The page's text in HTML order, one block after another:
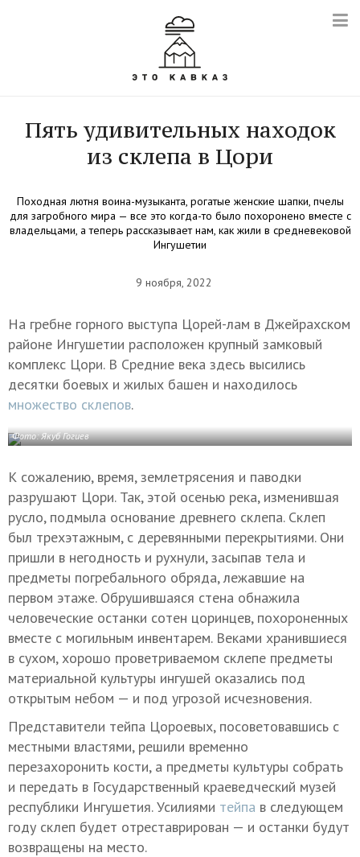
Пять удивительных находок
из склепа в Цори
Походная лютня воина-музыканта, рогатые женские шапки, пчелы
для загробного мира — все это когда-то было похоронено вместе с
владельцами, а теперь рассказывает нам, как жили в средневековой
Ингушетии
9 ноября, 2022
На гребне горного выступа Цорей-лам в Джейрахском
районе Ингушетии расположен крупный замковый
комплекс Цори. В Средние века здесь высились
десятки боевых и жилых башен и находилось
множество склепов.
Фото: Якуб Гогиев
К сожалению, время, землетрясения и паводки
разрушают Цори. Так, этой осенью река, изменившая
русло, подмыла основание древнего склепа. Склеп
был трехэтажным, с деревянными перекрытиями. Они
пришли в негодность и рухнули, засыпав тела и
предметы погребального обряда, лежавшие на
первом этаже. Обрушившаяся стена обнажила
человеческие останки сотен цоринцев, похороненных
вместе с могильным инвентарем. Веками хранившиеся
в сухом, хорошо проветриваемом склепе предметы
материальной культуры ингушей оказались под
открытым небом — и под угрозой исчезновения.
Представители тейпа Цороевых, посоветовавшись с
местными властями, решили временно
перезахоронить кости, а предметы культуры собрать
и передать в Государственный краеведческий музей
республики Ингушетия. Усилиями тейпа в следующем
году склеп будет отреставрирован — и останки будут
возвращены на место.